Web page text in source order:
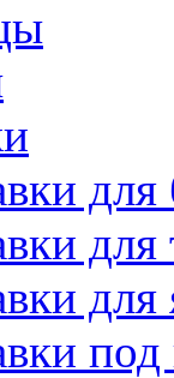
для
для